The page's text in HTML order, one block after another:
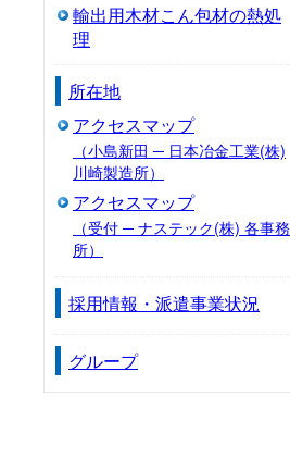
輸出用木材こん包材の熱処
理
所在地
アクセスマップ
（小島新田 ─ 日本冶金工業(株)
川崎製造所）
アクセスマップ
（受付 ─ ナステック(株) 各事務
所）
採用情報・派遣事業状況
グループ